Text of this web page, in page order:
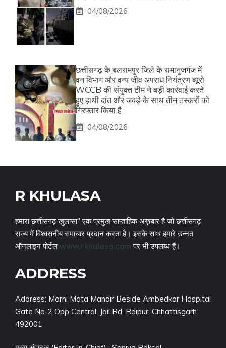
04/08/2026
छत्तीसगढ़ के बलरामपुर जिले के रामानुजगंज में
वन विभाग और वन्य जीव अपराध नियंत्रण ब्यूरो
WCCB की संयुक्त टीम ने बड़ी कार्रवाई करते
हुए हाथी दांत और जबड़े के साथ तीन तस्करों को
गिरफ्तार किया है
04/08/2026
R KHULASA
हमारा छत्तीसगढ़ खुलासा" एक प्रमुख साप्ताहिक अख़बार है जो छत्तीसगढ़
राज्य में विश्वसनीय समाचार प्रदान करता है। इसके साथ हमारे उन्नत
ऑनलाइन पोर्टल www.rkhulasa.com पर भी उपलब्ध हैं।
ADDRESS
Address: Marhi Mata Mandir Beside Ambedkar Hospital
Gate No-2 Opp Central, Jail Rd, Raipur, Chhattisgarh
492001